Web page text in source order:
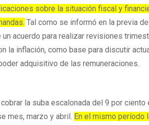
sobre la situación fiscal y
Tal como se informó en la previa
acuerdo para realizar revisiones
la inflación, como base para discutir
adquisitivo de las remuneraciones.
la suba escalonada del 9 por ciento
mes, marzo y abril. En el mismo período